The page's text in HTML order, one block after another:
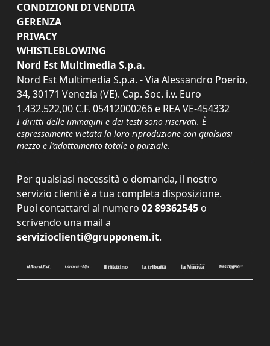
CONDIZIONI DI VENDITA
GERENZA
PRIVACY
WHISTLEBLOWING
Nord Est Multimedia S.p.a.
Nord Est Multimedia S.p.a. - Via Alessandro Poerio,
34, 30171 Venezia (VE). Cap. Soc. i.v. Euro
1.432.522,00 C.F. 05412000266 e REA VE-454332
I diritti delle immagini e dei testi sono riservati. È
espressamente vietata la loro riproduzione con qualsiasi
mezzo e l'adattamento totale o parziale.
Per qualsiasi necessità o domanda, il nostro
servizio clienti è a tua completa disposizione.
Puoi contattarci al numero 02 89362545 o
scrivendo una mail a
servizioclienti@grupponem.it.